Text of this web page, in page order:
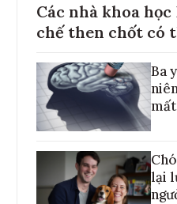
Các nhà khoa
chế then chốt có
Ba
lại